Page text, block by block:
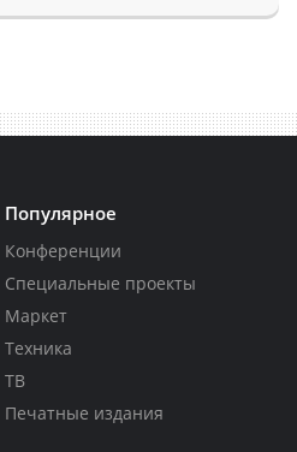
Популярное
Конференции
Специальные проекты
Маркет
Техника
ТВ
Печатные издания